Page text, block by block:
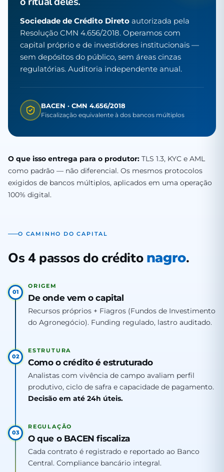
Sociedade de Crédito Direto autorizada pela
Resolução CMN 4.656/2018. Operamos com
capital próprio e de investidores institucionais —
sem depósitos do público, sem áreas cinzas
regulatórias. Auditoria independente anual.
BACEN · CMN 4.656/2018
Fiscalização equivalente à dos bancos múltiplos
O que isso entrega para o produtor: TLS 1.3, KYC e AML
como padrão — não diferencial. Os mesmos protocolos
exigidos de bancos múltiplos, aplicados em uma operação
100% digital.
O CAMINHO DO CAPITAL
Os 4 passos do crédito nagro.
01
ORIGEM
De onde vem o capital
Recursos próprios + Fiagros (Fundos de Investimento
do Agronegócio). Funding regulado, lastro auditado.
02
ESTRUTURA
Como o crédito é estruturado
Analistas com vivência de campo avaliam perfil
produtivo, ciclo de safra e capacidade de pagamento.
Decisão em até 24h úteis.
03
REGULAÇÃO
O que o BACEN fiscaliza
Cada contrato é registrado e reportado ao Banco
Central. Compliance bancário integral.